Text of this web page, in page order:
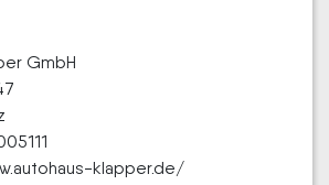
GmbH
klapper.de/